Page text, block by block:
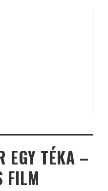
EGY TÉKA –
FILM